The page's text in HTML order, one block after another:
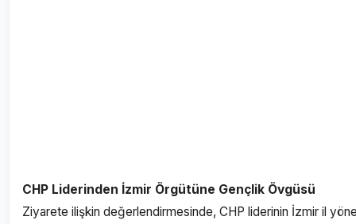
CHP Liderinden İzmir Örgütüne Gençlik Övgüsü
Ziyarete ilişkin değerlendirmesinde, CHP liderinin İzmir il